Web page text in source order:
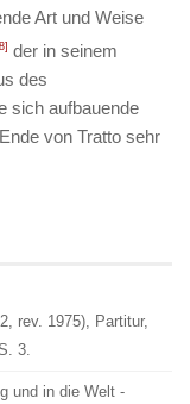
Art und Weise
der in seinem
des
sich aufbauende
von Tratto sehr
rev. 1975), Partitur,
3.
und in die Welt -